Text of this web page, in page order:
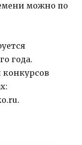
можно по
года.